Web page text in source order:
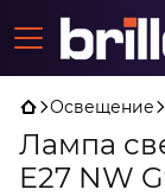
Освещение
Лампа
E27 NW